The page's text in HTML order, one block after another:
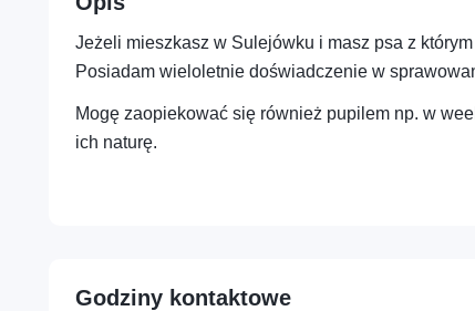
Profesje – Konsulting i usługi
profesjonalne
Osoba – Zdrowie, sport i
Jeżeli mieszkasz w Sulejówku i masz psa z
Posiadam wieloletnie doświadczenie w
Mogę zaopiekować się również pupilem np. w
ich naturę.
Godziny kontaktowe